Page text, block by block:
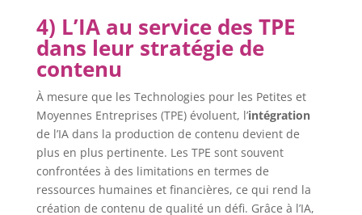
4) L’IA au service des TPE
dans leur stratégie de
contenu
À mesure que les Technologies pour les Petites et
Moyennes Entreprises (TPE) évoluent, l’intégration
de l’IA dans la production de contenu devient de
plus en plus pertinente. Les TPE sont souvent
confrontées à des limitations en termes de
ressources humaines et financières, ce qui rend la
création de contenu de qualité un défi. Grâce à l’IA,